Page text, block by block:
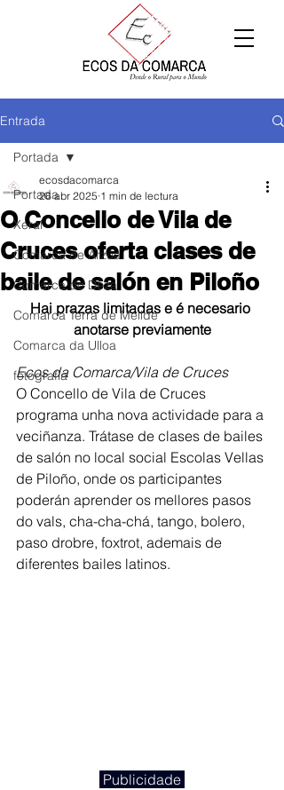
Entrada
Portada
Xeral
Comarca de Arzúa
Comarca de Deza
Comarca Terra de Melide
Comarca da Ulloa
fotografía
Portada
O Concello de Vila de
Cruces oferta clases de
baile de salón en Piloño
ecosdacomarca
26 abr 2025 1 min de lectura
Hai prazas limitadas e é necesario
anotarse previamente
Ecos da Comarca/Vila de Cruces
O Concello de Vila de Cruces
programa unha nova actividade para a
veciñanza. Trátase de clases de bailes
de salón no local social Escolas Vellas
de Piloño, onde os participantes
poderán aprender os mellores pasos
do vals, cha-cha-chá, tango, bolero,
paso drobre, foxtrot, ademais de
diferentes bailes latinos.
Publicidade